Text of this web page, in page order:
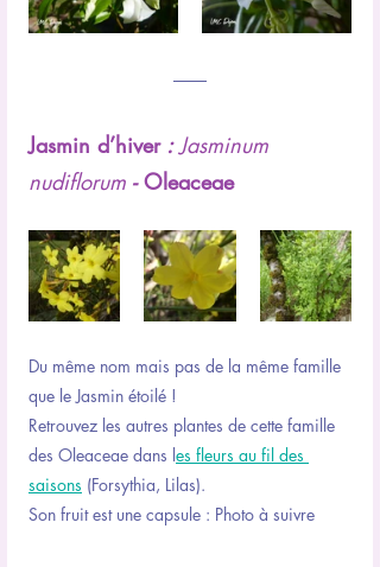
Jasmin d’hiver : Jasminum
nudiflorum - Oleaceae
Du même nom mais pas de la même famille
que le Jasmin étoilé !
Retrouvez les autres plantes de cette famille
des Oleaceae dans les fleurs au fil des
saisons (Forsythia, Lilas).
Son fruit est une capsule : Photo à suivre